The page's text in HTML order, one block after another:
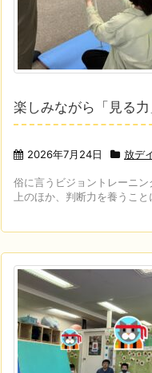
楽しみながら「見る
2026年7月24日 放デ
俗に言うビジョントレーニ
上のほか、判断力を養うこと